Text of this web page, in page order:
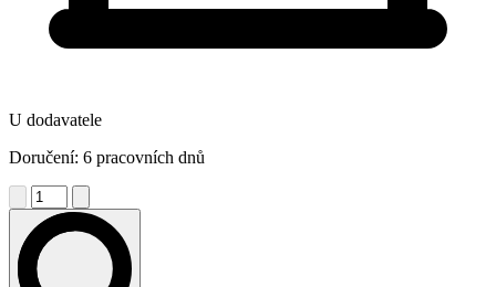
U dodavatele
Doručení: 6 pracovních dnů